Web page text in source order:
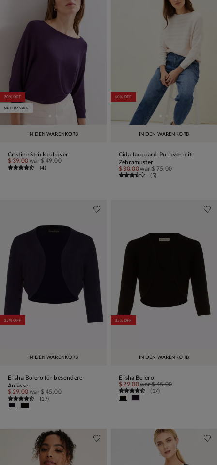
IN DEN WARENKORB
20% OFF
NEU IM SALE
Cristine Strickpullover
$ 39.00 war$ 49.00
(4)
IN DEN WARENKORB
60% OFF
Cida Jacquard-Pullover mit
Zebramuster
$ 30.00war$ 75.00
(5)
IN DEN WARENKORB
35% OFF
Elisha Bolero für besondere
Anlässe
$ 29.00 war$ 45.00
(17)
IN DEN WARENKORB
35% OFF
Elisha Bolero
$ 29.00war$ 45.00
(17)